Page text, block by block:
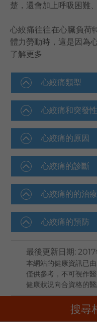
楚，還會加上呼吸困難
心絞痛往往在心臟負荷
體力勞動時，這是因為
了解更多
心絞痛類型
心絞痛和突發
心絞痛的原因
心絞痛的診斷
心絞痛的的治療
心絞痛的預防
最後更新日期: 2017
本網站的健康資訊已
僅供參考，不可視作
健康狀況向合資格的醫
搜尋